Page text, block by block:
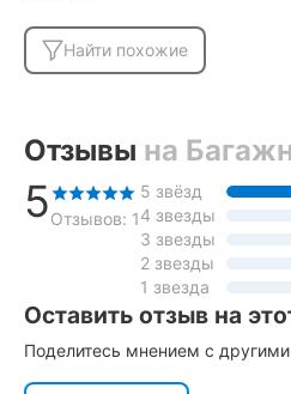
Найти похожие
Отзывы на
5Отзывов: 1
5 звёзд
4 звезды
3 звезды
2 звезды
1 звезда
Оставить отзыв на
Поделитесь мнением с